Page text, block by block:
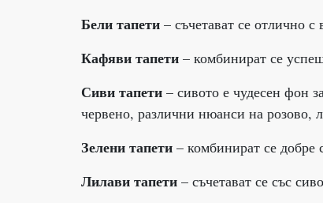
Бели тапети– съчетават се отлично с
Кафяви тапети– комбинират се
Сиви тапети– сивото е чудесен фон
червено, различни нюанси на розово,
Зелени тапети– комбинират се добре
Лилави тапети– съчетават се със